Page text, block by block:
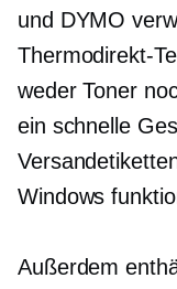
und DYMO
Thermodirekt-
weder Toner
ein schnelle
Windows
Außerdem